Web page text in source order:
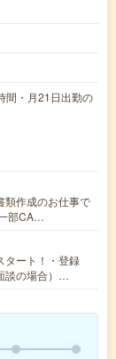
・月21日出勤の
類作成のお仕事で
部CA…
タート！・登録
談の場合）…